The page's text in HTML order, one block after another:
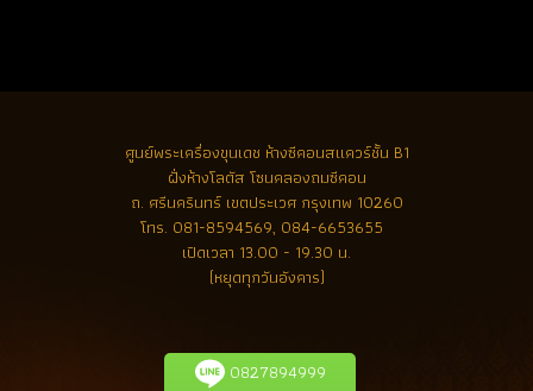
ศูนย์พระเครื่องขุนเดช ห้างซีคอนสแควร์ชั้น B1
ฝั่งห้างโลตัส โซนคลองถมซีคอน
ถ. ศรีนครินทร์ เขตประเวศ กรุงเทพ 10260
โทร. 081-8594569, 084-6653655
เปิดเวลา 13.00 - 19.30 น.
(หยุดทุกวันอังคาร)
0827894999